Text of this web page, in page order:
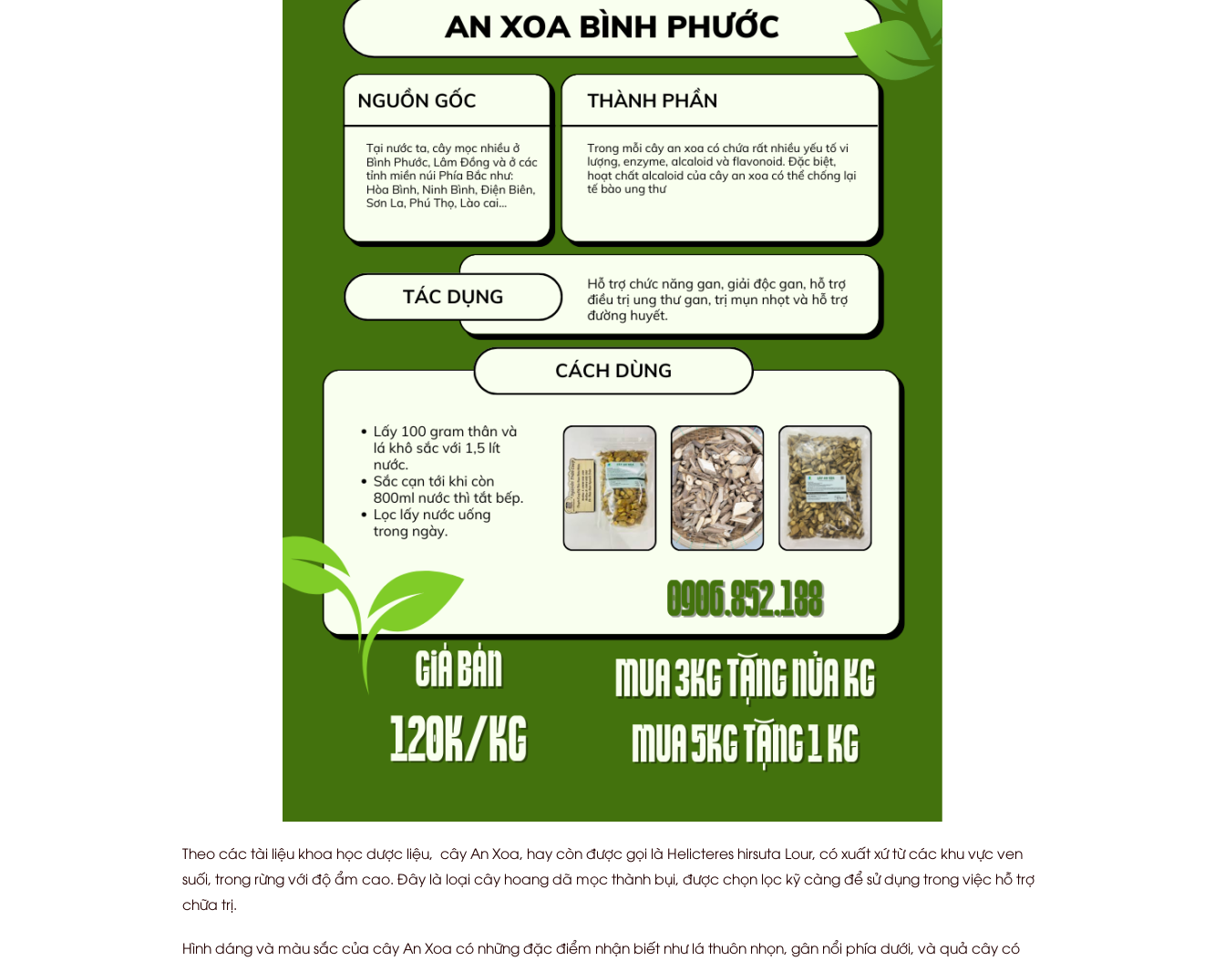
Theo các tài liệu khoa học dược liệu, cây An Xoa, hay còn được gọi là Helicteres hirsuta Lour, có xuất xứ từ các khu vực ven
suối, trong rừng với độ ẩm cao. Đây là loại cây hoang dã mọc thành bụi, được chọn lọc kỹ càng để sử dụng trong việc hỗ trợ
chữa trị.
Hình dáng và màu sắc của cây An Xoa có những đặc điểm nhận biết như lá thuôn nhọn, gân nổi phía dưới, và quả cây có